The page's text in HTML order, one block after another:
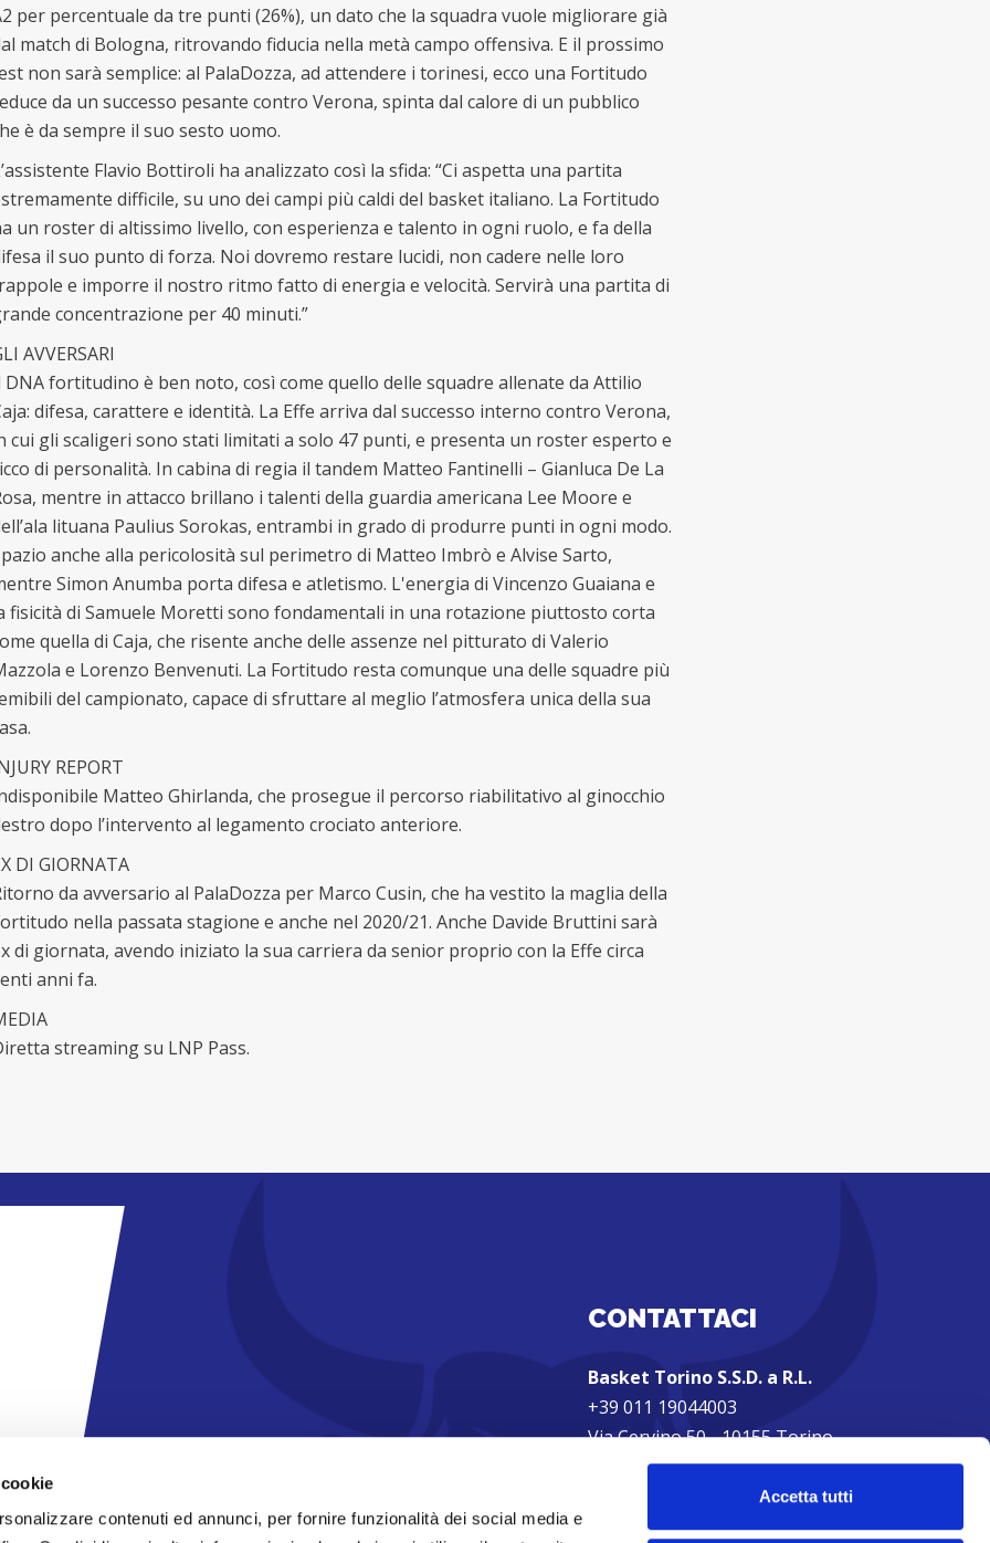
contenuti ed annunci, per fornire funzionalità dei social media e
Accetta tutti
per percentuale da tre punti (26%), un dato che la squadra vuole migliorare già
match di Bologna, ritrovando fiducia nella metà campo offensiva. E il prossimo
non sarà semplice: al PalaDozza, ad attendere i torinesi, ecco una Fortitudo
da un successo pesante contro Verona, spinta dal calore di un pubblico
è da sempre il suo sesto uomo.
Flavio Bottiroli ha analizzato così la sfida: “Ci aspetta una partita
difficile, su uno dei campi più caldi del basket italiano. La Fortitudo
un roster di altissimo livello, con esperienza e talento in ogni ruolo, e fa della
il suo punto di forza. Noi dovremo restare lucidi, non cadere nelle loro
e imporre il nostro ritmo fatto di energia e velocità. Servirà una partita di
concentrazione per 40 minuti.”
AVVERSARI
DNA fortitudino è ben noto, così come quello delle squadre allenate da Attilio
difesa, carattere e identità. La Effe arriva dal successo interno contro Verona,
cui gli scaligeri sono stati limitati a solo 47 punti, e presenta un roster esperto e
di personalità. In cabina di regia il tandem Matteo Fantinelli – Gianluca De La
mentre in attacco brillano i talenti della guardia americana Lee Moore e
lituana Paulius Sorokas, entrambi in grado di produrre punti in ogni modo.
anche alla pericolosità sul perimetro di Matteo Imbrò e Alvise Sarto,
Simon Anumba porta difesa e atletismo. L'energia di Vincenzo Guaiana e
fisicità di Samuele Moretti sono fondamentali in una rotazione piuttosto corta
quella di Caja, che risente anche delle assenze nel pitturato di Valerio
e Lorenzo Benvenuti. La Fortitudo resta comunque una delle squadre più
del campionato, capace di sfruttare al meglio l’atmosfera unica della sua
REPORT
Matteo Ghirlanda, che prosegue il percorso riabilitativo al ginocchio
dopo l’intervento al legamento crociato anteriore.
DI GIORNATA
da avversario al PalaDozza per Marco Cusin, che ha vestito la maglia della
nella passata stagione e anche nel 2020/21. Anche Davide Bruttini sarà
di giornata, avendo iniziato la sua carriera da senior proprio con la Effe circa
anni fa.
streaming su LNP Pass.
CONTATTACI
Basket Torino S.S.D. a R.L.
+39 011 19044003
Via Cervino 50 - 10155 Torino
Partita IVA: 01962270607
Cookie Policy